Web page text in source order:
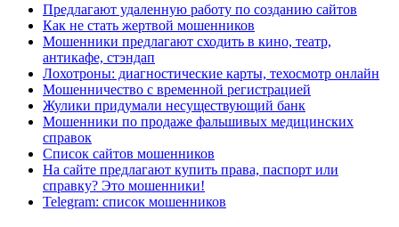
Предлагают удаленную работу по созданию сайтов
Как не стать жертвой мошенников
Мошенники предлагают сходить в кино, театр,
антикафе, стэндап
Лохотроны: диагностические карты, техосмотр онлайн
Мошенничество с временной регистрацией
Жулики придумали несуществующий банк
Мошенники по продаже фальшивых медицинских
справок
Список сайтов мошенников
На сайте предлагают купить права, паспорт или
справку? Это мошенники!
Telegram: список мошенников